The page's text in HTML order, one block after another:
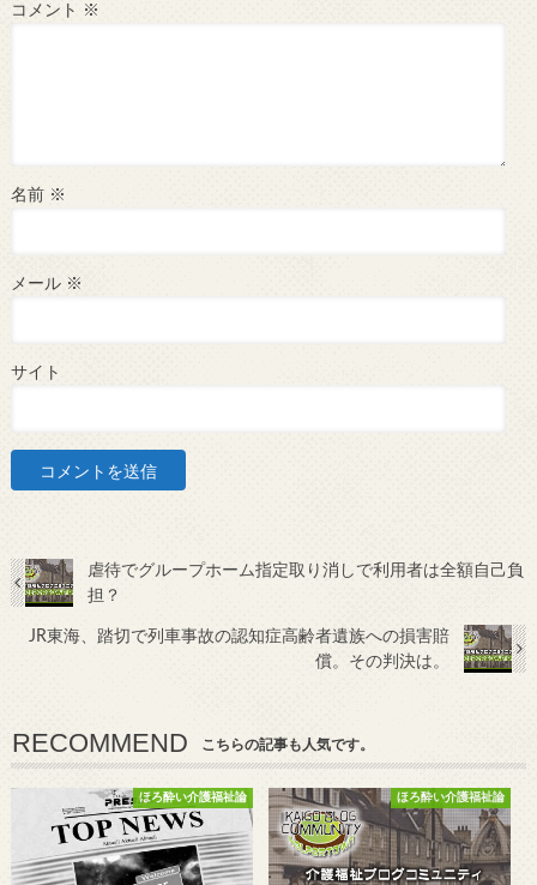
コメント ※
名前 ※
メール ※
サイト
虐待でグループホーム指定取り消しで利用者は全額自己負
担？
JR東海、踏切で列車事故の認知症高齢者遺族への損害賠
償。その判決は。
RECOMMEND こちらの記事も人気です。
ほろ酔い介護福祉論 ほろ酔い介護福祉論